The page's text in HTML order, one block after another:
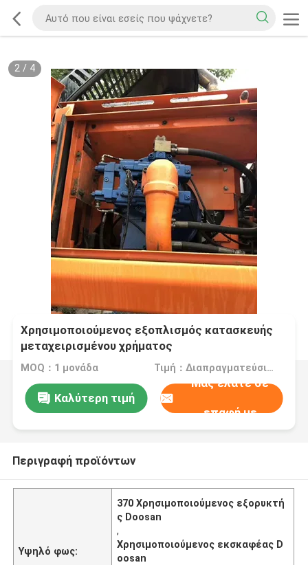
2/ 4
Χρησιμοποιούμενος εξοπλισμός κατασκευής
μεταχειρισμένου χρήματος
MOQ：1 μονάδα Τιμή：Διαπραγματεύσιμος
Καλύτερη τιμή
Μας ελάτε σε
επαφή με
Περιγραφή προϊόντων
Υψηλό φως:
370 Χρησιμοποιούμενος εξορυκτή
ς Doosan
,
Χρησιμοποιούμενος εκσκαφέας D
oosan